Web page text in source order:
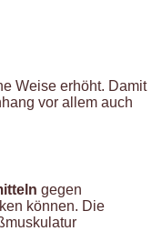
Weise erhöht. Damit
vor allem auch
gegen
können. Die